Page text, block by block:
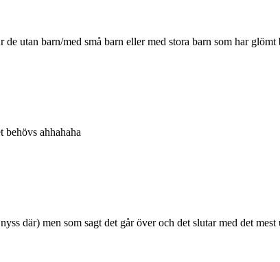
utan barn/med små barn eller med stora barn som har
behövs ahhahaha
där) men som sagt det går över och det slutar med det